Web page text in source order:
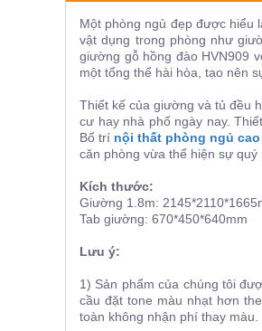
Một phòng ngủ đẹp được hiểu
vật dụng trong phòng như
giường gỗ hồng đào HVN909
một tổng thể hài hòa, tạo nên
Thiết kế của giường và tủ đều
cư hay nhà phố ngày nay.
Bố trí nội thất phòng ngủ cao
căn phòng vừa thể hiện sự quý
Kích thước:
Giường 1.8m:
Tab giường: 670*450*640mm
Lưu ý:
1) Sản phẩm của chúng tôi
cầu đặt tone màu nhạt hơn
toàn không nhận phí thay màu.